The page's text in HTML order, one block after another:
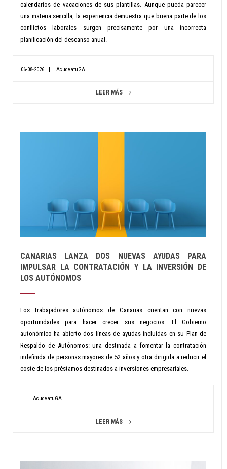
calendarios de vacaciones de sus plantillas. Aunque pueda parecer
una materia sencilla, la experiencia demuestra que buena parte de los
conflictos laborales surgen precisamente por una incorrecta
planificación del descanso anual.
06-08-2026 AcudeatuGA
LEER MÁS
CANARIAS LANZA DOS NUEVAS AYUDAS PARA
IMPULSAR LA CONTRATACIÓN Y LA INVERSIÓN DE
LOS AUTÓNOMOS
Los trabajadores autónomos de Canarias cuentan con nuevas
oportunidades para hacer crecer sus negocios. El Gobierno
autonómico ha abierto dos líneas de ayudas incluidas en su Plan de
Respaldo de Autónomos: una destinada a fomentar la contratación
indefinida de personas mayores de 52 años y otra dirigida a reducir el
coste de los préstamos destinados a inversiones empresariales.
AcudeatuGA
LEER MÁS